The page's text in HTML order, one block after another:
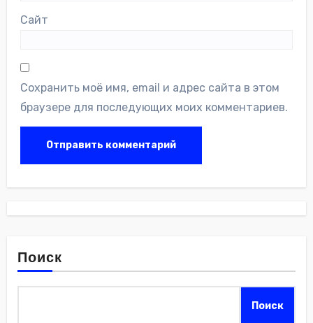
Сайт
Сохранить моё имя, email и адрес сайта в этом
браузере для последующих моих комментариев.
Поиск
Поиск